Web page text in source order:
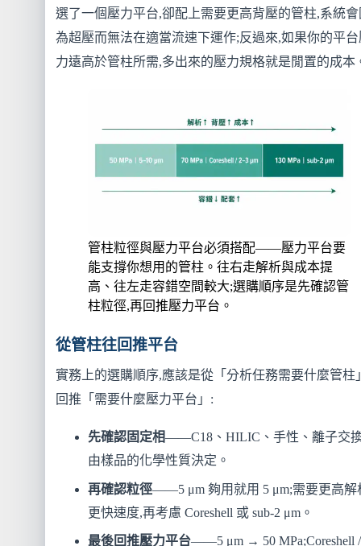
選了一個壓力平台,卻配上需要更高背壓的管柱,系統會
為超壓而無法在適當流速下運作;反過來,如果你的平台
力遠高於管柱所需,多出來的壓力規格就是閒置的成本
管柱粒徑與壓力平台必須搭配——壓力平台要
能支撐你想用的管柱。往右走解析與成本提
高、往左走容錯空間較大;選購順序是先確認管
柱粒徑,再回推壓力平台。
從管柱往回推平台
實務上的選購順序,應該是從「分析任務需要什麼管柱
回推「需要什麼壓力平台」:
先確認固定相——C18、HILIC、手性、離子交
由樣品的化學性質決定。
再確認粒徑——5 μm 夠用就用 5 μm;需要更高解
更快速度,再考慮 Coreshell 或 sub-2 μm。
最後回推壓力平台——5 μm → 50 MPa;Coreshell